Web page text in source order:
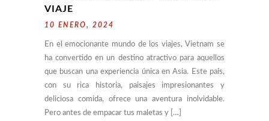
VIAJE
10 ENERO, 2024
En el emocionante mundo de los viajes, Vietnam se
ha convertido en un destino atractivo para aquellos
que buscan una experiencia única en Asia. Este país,
con su rica historia, paisajes impresionantes y
deliciosa comida, ofrece una aventura inolvidable.
Pero antes de empacar tus maletas y […]